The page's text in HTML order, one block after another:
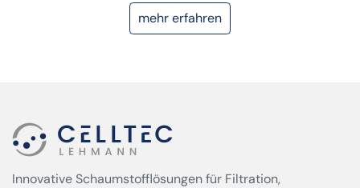
mehr erfahren
Innovative Schaumstofflösungen für Filtration,